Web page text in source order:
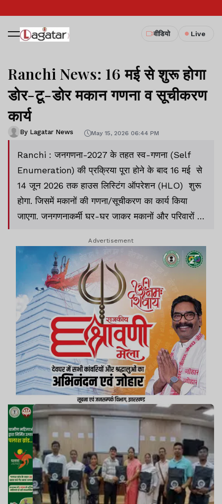
वीडियो Live
Ranchi News: 16 मई से शुरू होगा
डोर-टू-डोर मकान गणना व सूचीकरण
कार्य
By Lagatar News May 15, 2026 06:44 PM
Ranchi : जनगणना-2027 के तहत स्व-गणना (Self
Enumeration) की प्रक्रिया पूरा होने के बाद 16 मई से
14 जून 2026 तक हाउस लिस्टिंग ऑपरेशन (HLO) शुरू
होगा. जिसमें मकानों की गणना/सूचीकरण का कार्य किया
जाएगा. जनगणनाकर्मी घर-घर जाकर मकानों और परिवारों से
Advertisement